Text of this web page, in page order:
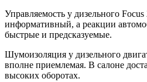
Управляемость у дизельного
информативный, а реакции
быстрые и предсказуемые.
Шумоизоляция у дизельного
вполне приемлемая. В салоне
высоких оборотах.